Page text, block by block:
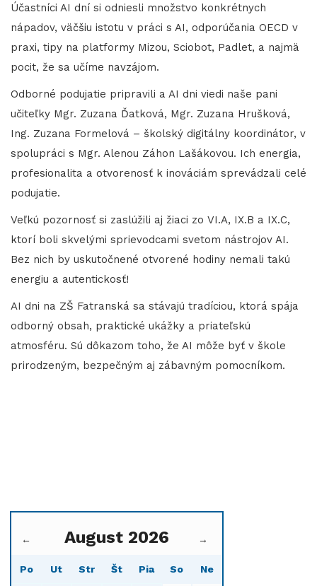
Účastníci AI dní si odniesli množstvo konkrétnych
nápadov, väčšiu istotu v práci s AI, odporúčania OECD v
praxi, tipy na platformy Mizou, Sciobot, Padlet, a najmä
pocit, že sa učíme navzájom.
Odborné podujatie pripravili a AI dni viedi naše pani
učiteľky Mgr. Zuzana Ďatková, Mgr. Zuzana Hrušková,
Ing. Zuzana Formelová – školský digitálny koordinátor, v
spolupráci s Mgr. Alenou Záhon Lašákovou. Ich energia,
profesionalita a otvorenosť k inováciám sprevádzali celé
podujatie.
Veľkú pozornosť si zaslúžili aj žiaci zo VI.A, IX.B a IX.C,
ktorí boli skvelými sprievodcami svetom nástrojov AI.
Bez nich by uskutočnené otvorené hodiny nemali takú
energiu a autentickosť!
AI dni na ZŠ Fatranská sa stávajú tradíciou, ktorá spája
odborný obsah, praktické ukážky a priateľskú
atmosféru. Sú dôkazom toho, že AI môže byť v škole
prirodzeným, bezpečným aj zábavným pomocníkom.
← August 2026 →
Po Ut Str Št Pia So Ne